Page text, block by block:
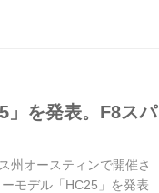
」を発表。F8スパ
州オースティンで開催さ
モデル「HC25」を発表